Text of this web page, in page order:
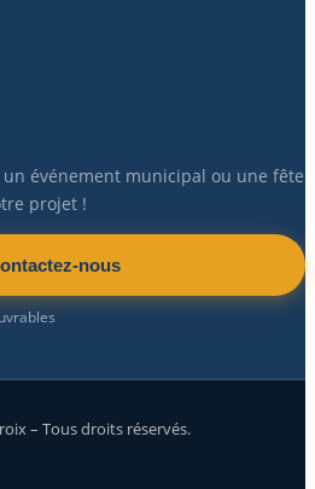
événement municipal ou une fête
projet !
nous
– Tous droits réservés.